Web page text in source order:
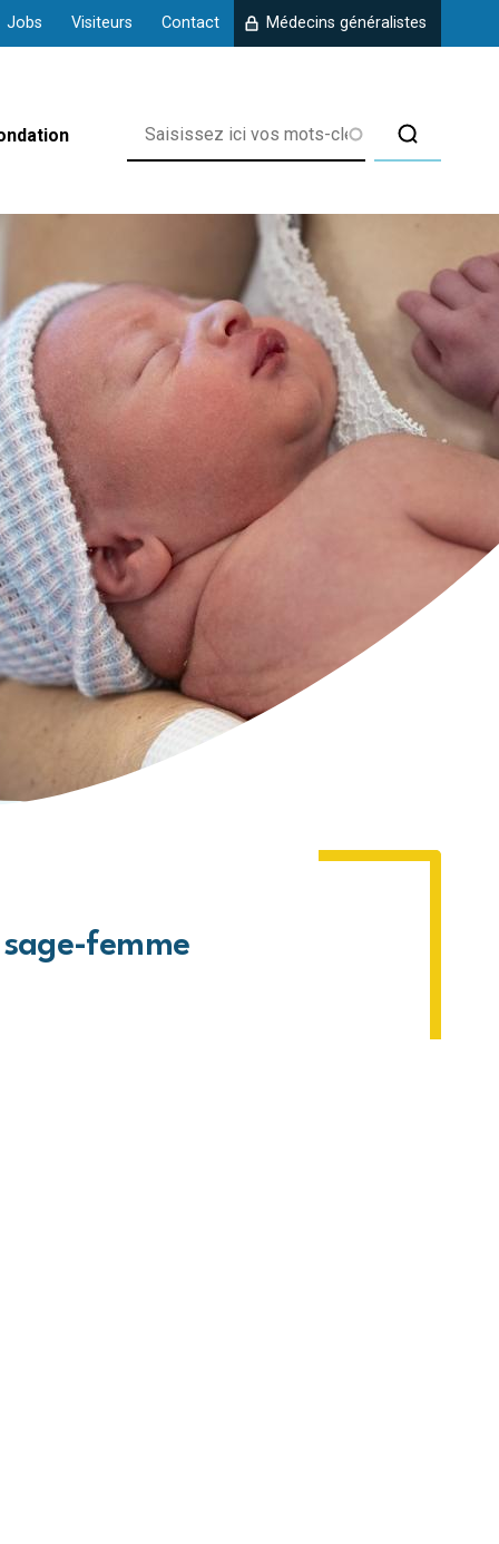
Jobs Visiteurs Contact Médecins généralistes
Chanly
Virton
Vielsalm
Florenville
Villers-devant-Orval
femme